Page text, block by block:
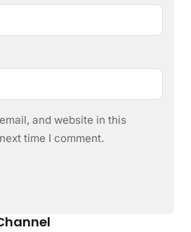
and website in this
time I comment.